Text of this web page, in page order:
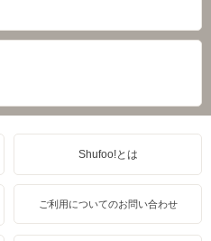
Shufoo!とは
ご利用についてのお問い合わせ